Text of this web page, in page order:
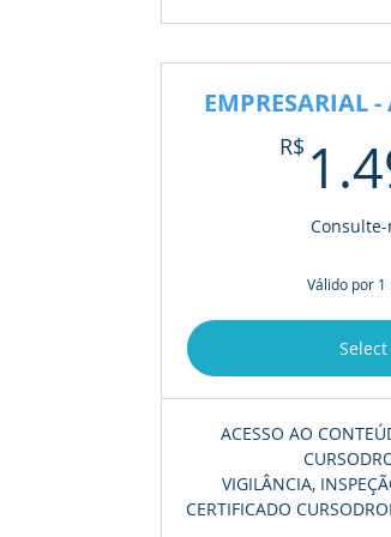
EMPRESARIAL
R$
Consulte-
Válido por 1
Select
ACESSO AO
VIGILÂNCIA,
CERTIFICADO